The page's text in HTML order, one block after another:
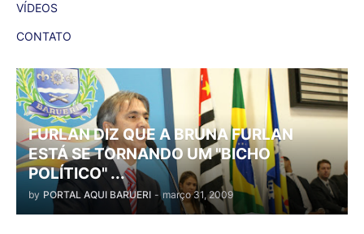
VÍDEOS
CONTATO
FURLAN DIZ QUE A BRUNA FURLAN
ESTÁ SE TORNANDO UM "BICHO
POLÍTICO" ...
by PORTAL AQUI BARUERI - março 31, 2009